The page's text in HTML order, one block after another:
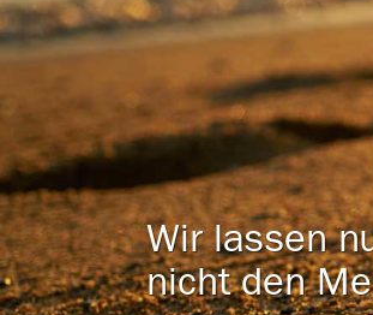
Wir lassen
nicht den